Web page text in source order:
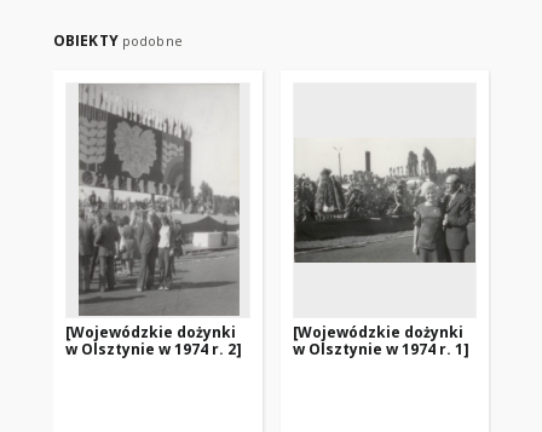
OBIEKTY podobne
[Wojewódzkie dożynki
w Olsztynie w 1974 r. 2]
[Wojewódzkie dożynki
w Olsztynie w 1974 r. 1]